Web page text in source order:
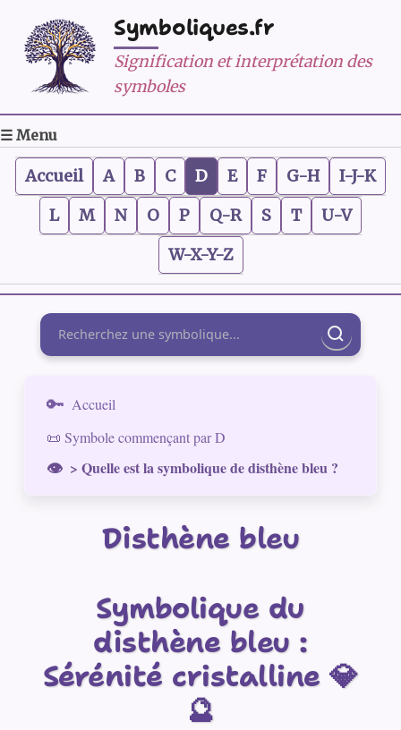
Symboliques.fr
Signification et interprétation des
symboles
☰ Menu
Accueil A B C D E F G-H
I-J-K
L
M N O P Q-R S T
U-V
W-X-Y-Z
Rechercher
Accueil
📜 Symbole commençant par D
> Quelle est la symbolique de disthène bleu ?
Disthène bleu
Symbolique du
disthène bleu :
Sérénité cristalline 💎
🔮